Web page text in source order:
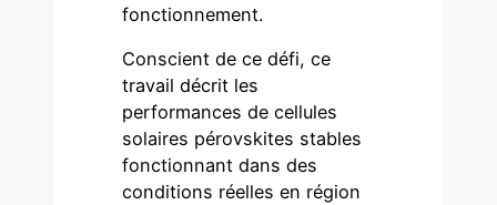
fonctionnement.
Conscient de ce défi, ce
travail décrit les
performances de cellules
solaires pérovskites stables
fonctionnant dans des
conditions réelles en région